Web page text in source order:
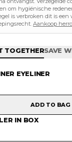
om hygiënische
is verbroken dit is een
Aankoop
TOGETHERSAVE
EYELINER
ADD TO BAG
IN BOX